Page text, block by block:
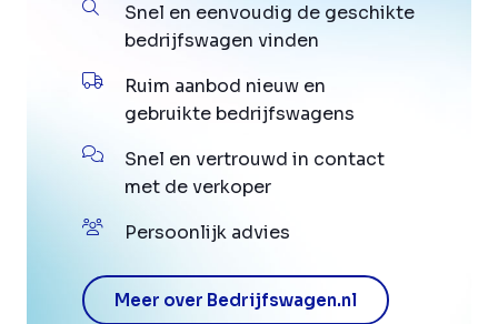
Snel en eenvoudig de geschikte
bedrijfswagen vinden
Ruim aanbod nieuw en
gebruikte bedrijfswagens
Snel en vertrouwd in contact
met de verkoper
Persoonlijk advies
Meer over Bedrijfswagen.nl